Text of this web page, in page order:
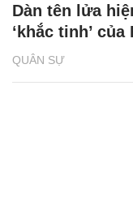
QUÂN SỰ
Dàn tên lửa
‘khắc tinh’